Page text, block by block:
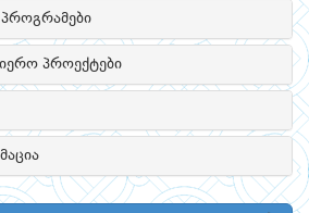
პროექტები